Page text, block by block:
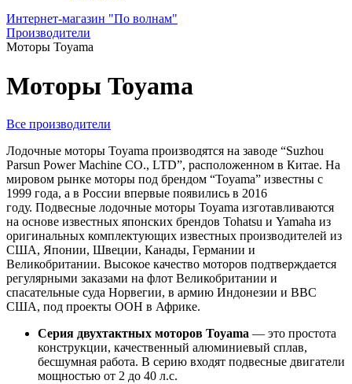
Интернет-магазин "По волнам"
Производители
Моторы Toyama
Моторы Toyama
Все производители
Лодочные моторы Toyama производятся на заводе “Suzhou
Parsun Power Machine CO., LTD”, расположенном в Китае. На
мировом рынке моторы под брендом “Toyama” известны с
1999 года, а в России впервые появились в 2016
году. Подвесные лодочные моторы Toyama изготавливаются
на основе известных японских брендов Tohatsu и Yamaha из
оригинальных комплектующих известных производителей из
США, Японии, Швеции, Канады, Германии и
Великобритании. Высокое качество моторов подтверждается
регулярными заказами на флот Великобритании и
спасательные суда Норвегии, в армию Индонезии и ВВС
США, под проекты ООН в Африке.
Серия двухтактных моторов Toyama — это простота
конструкции, качественный алюминиевый сплав,
бесшумная работа. В серию входят подвесные двигатели
мощностью от 2 до 40 л.с.